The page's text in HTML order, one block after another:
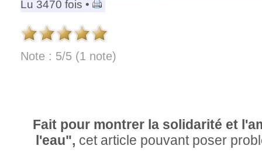
Lu 3470 fois •
Note : 5/5 (1 note)
Fait pour montrer la solidarité et
l'eau", cet article pouvant poser